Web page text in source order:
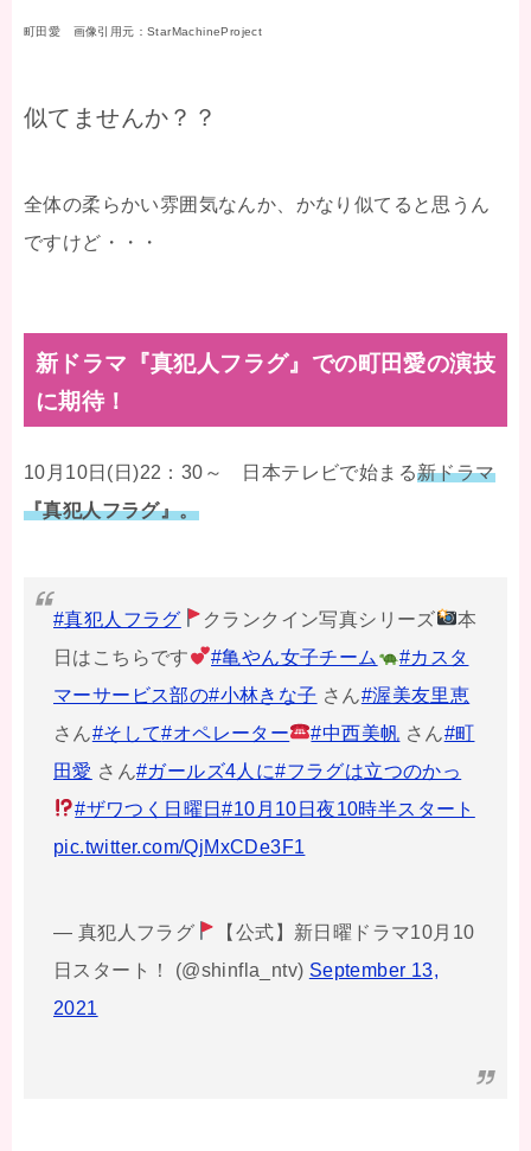
町田愛 画像引用元：StarMachineProject
似てませんか？？
全体の柔らかい雰囲気なんか、かなり似てると思うん
ですけど・・・
新ドラマ『真犯人フラグ』での町田愛の演技
に期待！
10月10日(日)22：30～ 日本テレビで始まる新ドラマ
『真犯人フラグ』。
#真犯人フラグ クランクイン写真シリーズ
本
日はこちらです
#亀やん女子チーム
#カスタ
マーサービス部の#小林きな子 さん#渥美友里恵
さん#そして#オペレーター #中西美帆 さん#町
田愛 さん#ガールズ4人に#フラグは立つのかっ
#ザワつく日曜日#10月10日夜10時半スタート
pic.twitter.com/QjMxCDe3F1
— 真犯人フラグ
【公式】新日曜ドラマ10月10
日スタート！ (@shinfla_ntv) September 13,
2021